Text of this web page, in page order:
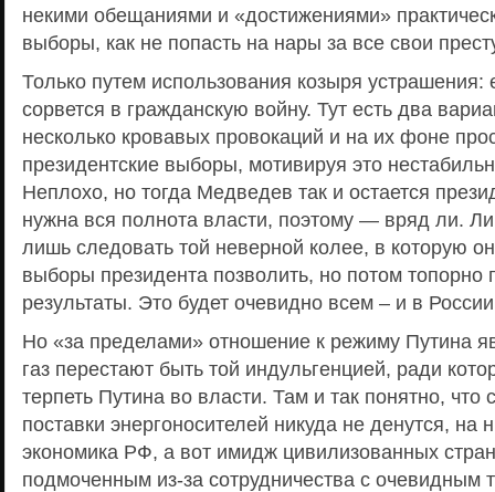
некими обещаниями и «достижениями»
выборы, как не попасть на нары за все свои
Только путем использования козыря
сорвется в гражданскую войну. Тут есть два
несколько кровавых провокаций и на их фоне
президентские выборы, мотивируя это
Неплохо, но тогда Медведев так и остается
нужна вся полнота власти, поэтому — вряд ли.
лишь следовать той неверной колее, в которую
выборы президента позволить, но потом топорно
результаты. Это будет очевидно всем – и в
Но «за пределами» отношение к режиму Путина
газ перестают быть той индульгенцией, ради
терпеть Путина во власти. Там и так понятно, что
поставки энергоносителей никуда не денутся, на
экономика РФ, а вот имидж цивилизованных
подмоченным из-за сотрудничества с очевидным